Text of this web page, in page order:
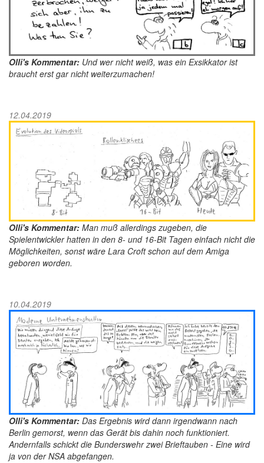
Olli's Kommentar: Und wer nicht weiß, was ein Exsikkator ist
braucht erst gar nicht weiterzumachen!
12.04.2019
Olli's Kommentar: Man muß allerdings zugeben, die
Spielentwickler hatten in den 8- und 16-Bit Tagen einfach nicht die
Möglichkeiten, sonst wäre Lara Croft schon auf dem Amiga
geboren worden.
10.04.2019
Olli's Kommentar: Das Ergebnis wird dann irgendwann nach
Berlin gemorst, wenn das Gerät bis dahin noch funktioniert.
Andernfalls schickt die Bunderswehr zwei Brieftauben - Eine wird
ja von der NSA abgefangen.